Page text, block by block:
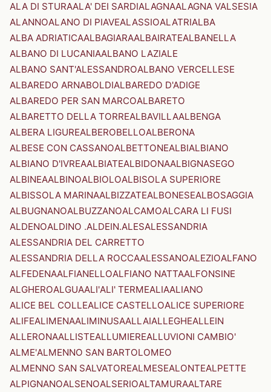
ALA DI STURAALA' DEI SARDIALAGNAALAGNA VALSESIA
ALANNOALANO DI PIAVEALASSIOALATRIALBA
ALBA ADRIATICAALBAGIARAALBAIRATEALBANELLA
ALBANO DI LUCANIAALBANO LAZIALE
ALBANO SANT'ALESSANDROALBANO VERCELLESE
ALBAREDO ARNABOLDIALBAREDO D'ADIGE
ALBAREDO PER SAN MARCOALBARETO
ALBARETTO DELLA TORREALBAVILLAALBENGA
ALBERA LIGUREALBEROBELLOALBERONA
ALBESE CON CASSANOALBETTONEALBIALBIANO
ALBIANO D'IVREAALBIATEALBIDONAALBIGNASEGO
ALBINEAALBINOALBIOLOALBISOLA SUPERIORE
ALBISSOLA MARINAALBIZZATEALBONESEALBOSAGGIA
ALBUGNANOALBUZZANOALCAMOALCARA LI FUSI
ALDENOALDINO .ALDEIN.ALESALESSANDRIA
ALESSANDRIA DEL CARRETTO
ALESSANDRIA DELLA ROCCAALESSANOALEZIOALFANO
ALFEDENAALFIANELLOALFIANO NATTAALFONSINE
ALGHEROALGUAALI'ALI' TERMEALIAALIANO
ALICE BEL COLLEALICE CASTELLOALICE SUPERIORE
ALIFEALIMENAALIMINUSAALLAIALLEGHEALLEIN
ALLERONAALLISTEALLUMIEREALLUVIONI CAMBIO'
ALME'ALMENNO SAN BARTOLOMEO
ALMENNO SAN SALVATOREALMESEALONTEALPETTE
ALPIGNANOALSENOALSERIOALTAMURAALTARE